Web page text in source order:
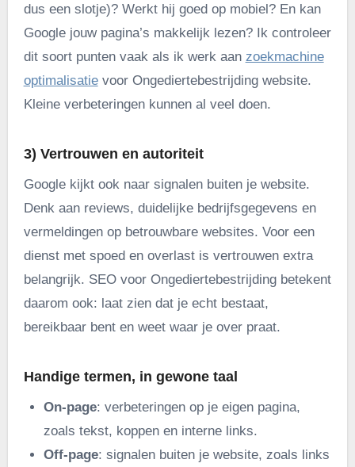
dus een slotje)? Werkt hij goed op mobiel? En kan
Google jouw pagina’s makkelijk lezen? Ik controleer
dit soort punten vaak als ik werk aan zoekmachine
optimalisatievoor Ongediertebestrijding website.
Kleine verbeteringen kunnen al veel doen.
3) Vertrouwen en autoriteit
Google kijkt ook naar signalen buiten je website.
Denk aan reviews, duidelijke bedrijfsgegevens en
vermeldingen op betrouwbare websites. Voor een
dienst met spoed en overlast is vertrouwen extra
belangrijk. SEO voor Ongediertebestrijding betekent
daarom ook: laat zien dat je echt bestaat,
bereikbaar bent en weet waar je over praat.
Handige termen, in gewone taal
On-page: verbeteringen op je eigen pagina,
zoals tekst, koppen en interne links.
Off-page: signalen buiten je website, zoals links